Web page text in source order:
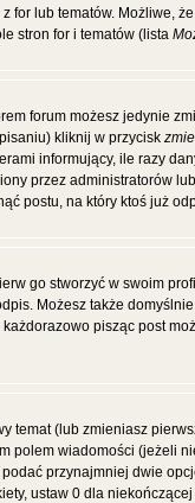
for lub tematów. Możliwe,
stron for i tematów (lista
forum możesz jedynie
kliknij w przycisk
informujący, ile razy
przez administratorów
postu, na który ktoś już
go stworzyć w swoim
Możesz także
pisząc post
temat (lub zmieniasz
polem wiadomości (jeżeli
przynajmniej dwie
ustaw 0 dla